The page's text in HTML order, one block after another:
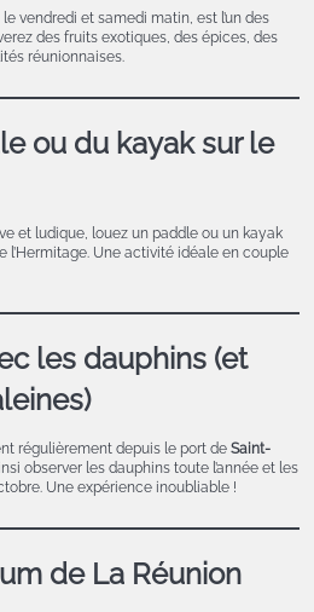
le vendredi et samedi matin, est l’un des
des fruits exotiques, des épices, des
réunionnaises.
ou du kayak sur le
et ludique, louez un paddle ou un kayak
l’Hermitage. Une activité idéale en couple
les dauphins (et
régulièrement depuis le port de Saint-
observer les dauphins toute l’année et les
Une expérience inoubliable !
de La Réunion